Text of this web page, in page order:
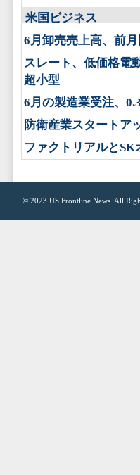
米国ビジネス
6月卸売売上高、前
スレート、低価格電
超小型
6月の製造業受注、
防衛産業スタートア
ファクトリアルと
© 2023 US Frontline News . All